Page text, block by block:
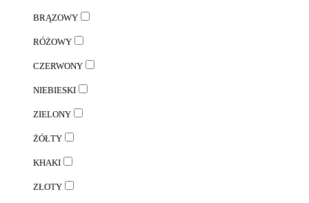
BRĄZOWY
RÓŻOWY
CZERWONY
NIEBIESKI
ZIELONY
ŻÓŁTY
KHAKI
ZŁOTY